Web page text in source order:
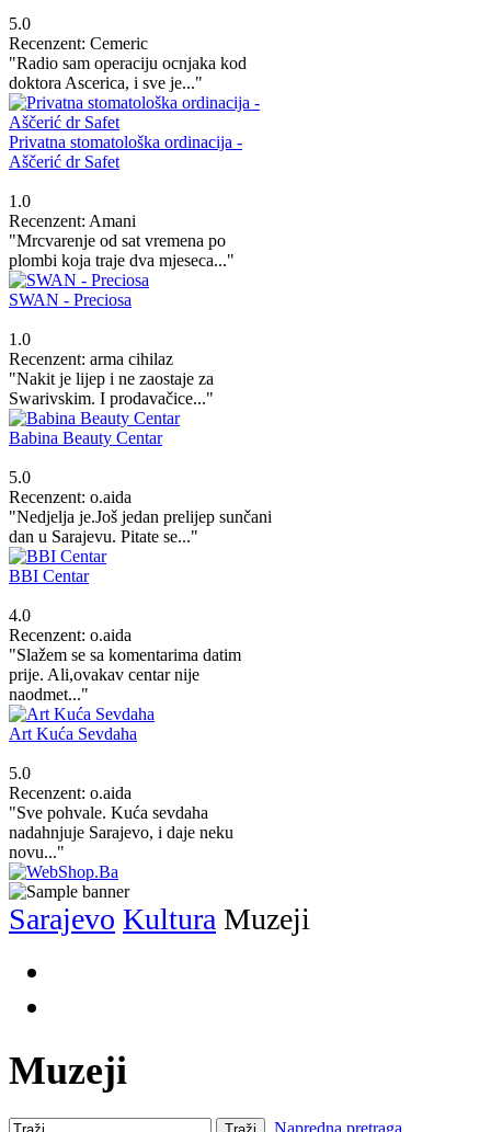
5.0
Recenzent: Cemeric
"Radio sam operaciju ocnjaka kod
doktora Ascerica, i sve je..."
Privatna stomatološka ordinacija -
Aščerić dr Safet
1.0
Recenzent: Amani
"Mrcvarenje od sat vremena po
plombi koja traje dva mjeseca..."
SWAN - Preciosa
1.0
Recenzent: arma cihilaz
"Nakit je lijep i ne zaostaje za
Swarivskim. I prodavačice..."
Babina Beauty Centar
5.0
Recenzent: o.aida
"Nedjelja je.Još jedan prelijep sunčani
dan u Sarajevu. Pitate se..."
BBI Centar
4.0
Recenzent: o.aida
"Slažem se sa komentarima datim
prije. Ali,ovakav centar nije
naodmet..."
Art Kuća Sevdaha
5.0
Recenzent: o.aida
"Sve pohvale. Kuća sevdaha
nadahnjuje Sarajevo, i daje neku
novu..."
Sarajevo Kultura Muzeji
Muzeji
Napredna pretraga